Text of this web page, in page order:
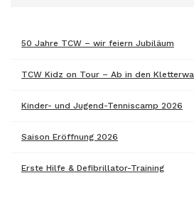
50 Jahre TCW – wir feiern Jubiläum
TCW Kidz on Tour – Ab in den
Kinder- und Jugend-Tenniscamp 2026
Saison Eröffnung 2026
Erste Hilfe & Defibrillator-Training